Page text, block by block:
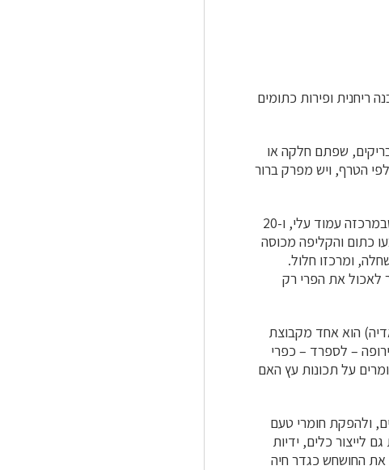
ריחנית ופירות כתומים
כלפי הטרף, ויש מפרק ברור
עמוד עלי, ו-20
כתום והקליפה מכוסה
ומרכזו חלול.
לאכול את הפרי רק
הוא אחד מקבוצת
– לספרד – כפרי
על תכונות עץ האם
ולהפקת חומרי טעם
כלים, ידיות
את החושחש כגדר חיה